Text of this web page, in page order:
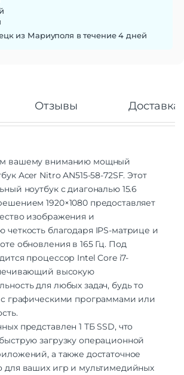
Дискретная
камеры
До 6 часов
HDMI | USB Type-A | USB Type-C
1 x USB Type-C | 1 x HDMI | 3 x USB Type-
из Мариуполя в течение 4 дней
Отзывы Доставка
вашему вниманию мощный
Acer Nitro AN515-58-72SF. Этот
ноутбук с диагональю 15.6
1920×1080 предоставляет
изображения и
четкость благодаря IPS-матрице и
обновления в 165 Гц. Под
процессор Intel Core i7-
высокую
для любых задач, будь то
с графическими программами или
представлен 1 ТБ SSD, что
загрузку операционной
а также достаточное
для ваших игр и мультимедийных